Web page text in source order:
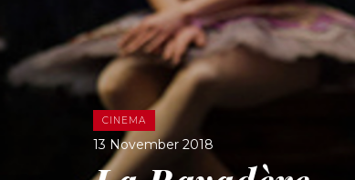
CINEMA
13 November 2018